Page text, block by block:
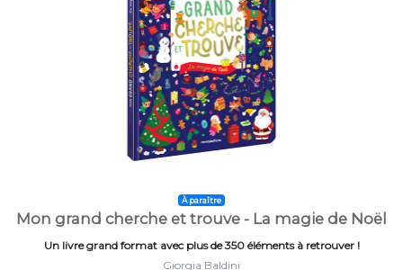
À paraître
Mon grand cherche et trouve - La magie de Noël
Un livre grand format avec plus de 350 éléments à retrouver !
Giorgia Baldini